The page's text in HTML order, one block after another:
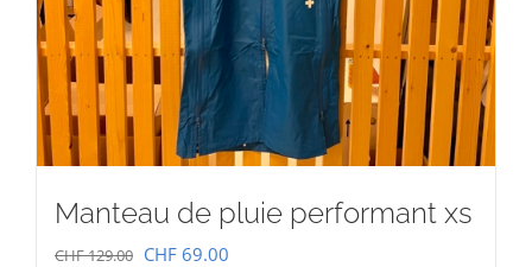
Manteau de pluie performant xs
CHF129.00 Le
CHF 69.00